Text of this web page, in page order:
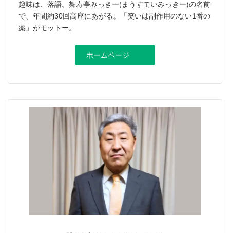
趣味は、落語。舞寿亭みっきー(まうすていみっきー)の名前
で、年間約30回高座にあがる。「笑いは副作用のない1番の
薬」がモットー。
ホームページ